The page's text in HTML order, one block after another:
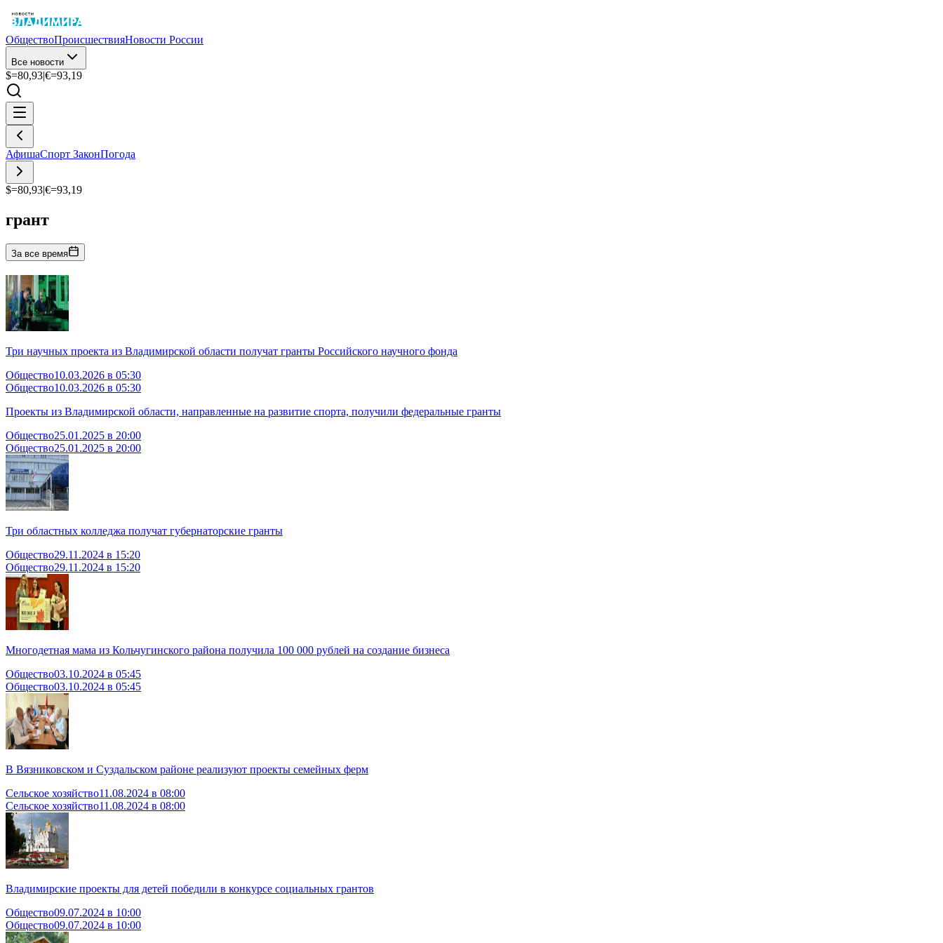
ОбществоПроисшествияНовости России
Все новости
$=80,93|€=93,19
АфишаСпорт ЗаконПогода
$=80,93|€=93,19
грант
За все время
Три научных проекта из Владимирской области получат гранты Российского научного фонда
Общество10.03.2026 в 05:30
Общество10.03.2026 в 05:30
Проекты из Владимирской области, направленные на развитие спорта, получили федеральные гранты
Общество25.01.2025 в 20:00
Общество25.01.2025 в 20:00
Три областных колледжа получат губернаторские гранты
Общество29.11.2024 в 15:20
Общество29.11.2024 в 15:20
Многодетная мама из Кольчугинского района получила 100 000 рублей на создание бизнеса
Общество03.10.2024 в 05:45
Общество03.10.2024 в 05:45
В Вязниковском и Суздальском районе реализуют проекты семейных ферм
Сельское хозяйство11.08.2024 в 08:00
Сельское хозяйство11.08.2024 в 08:00
Владимирские проекты для детей победили в конкурсе социальных грантов
Общество09.07.2024 в 10:00
Общество09.07.2024 в 10:00